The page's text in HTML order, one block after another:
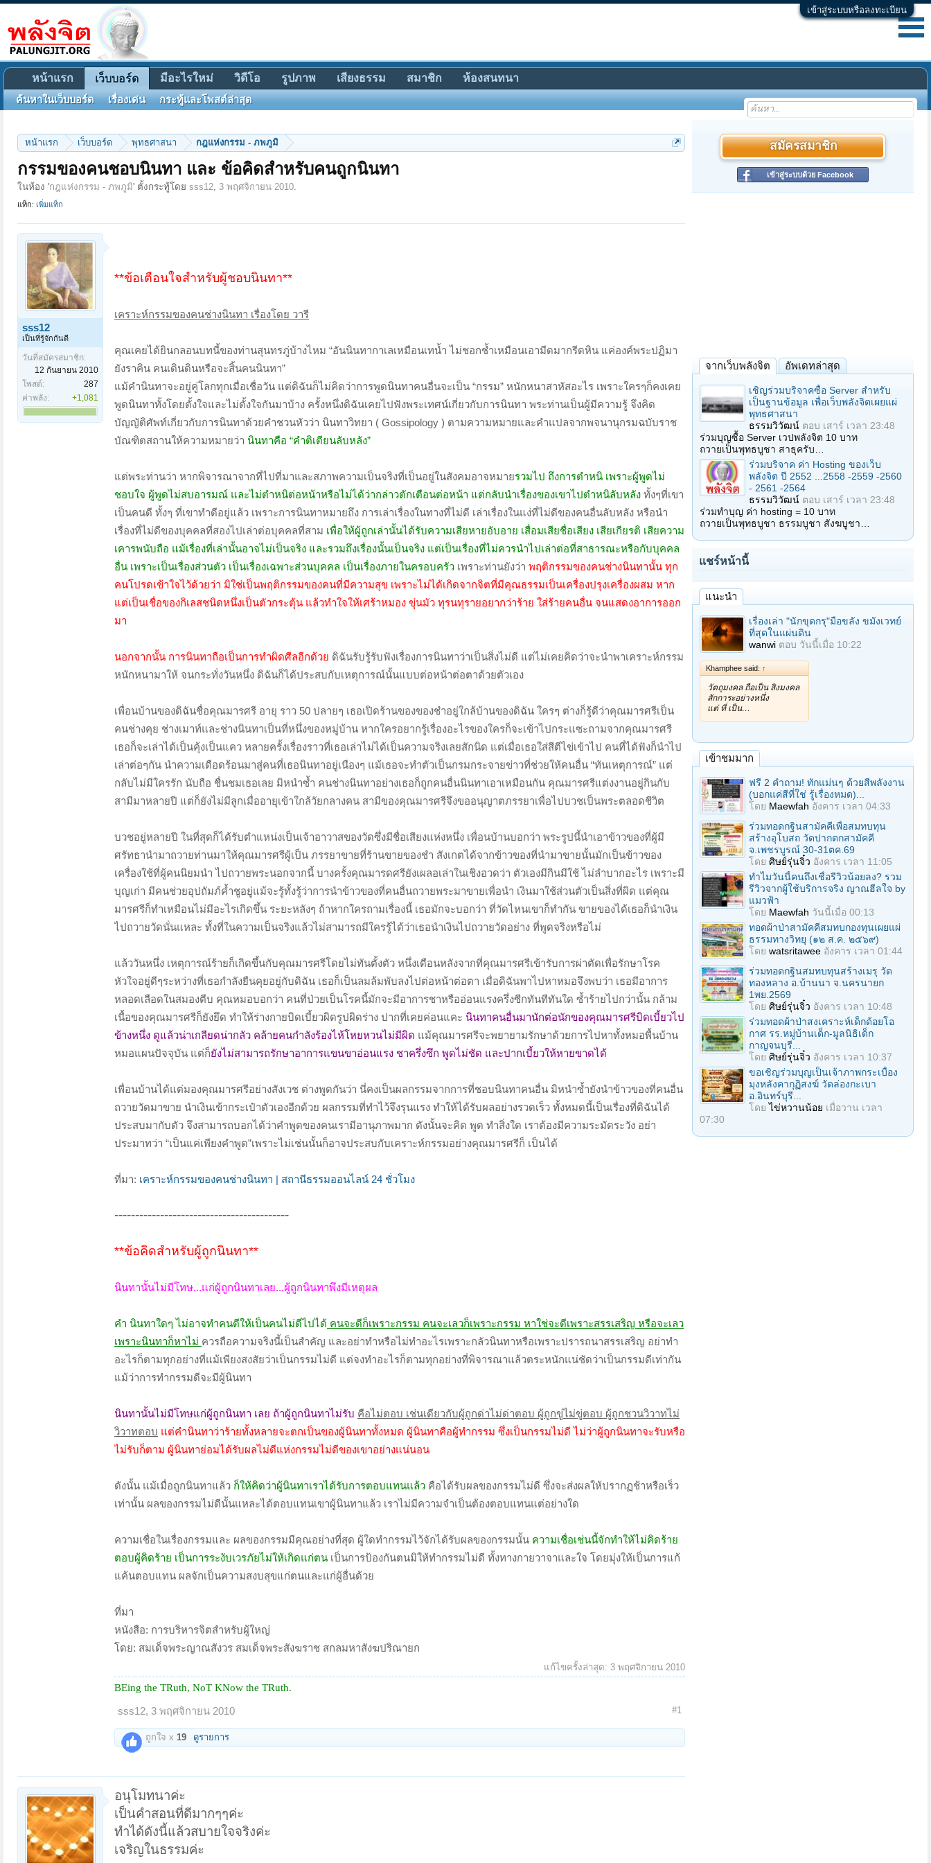
เข้าสู่ระบบหรือลงทะเบียน
หน้าแรก เว็บบอร์ด พุทธศาสนา กฎแห่งกรรม - ภพภูมิ
กรรมของคนชอบนินทา และ ข้อคิดสำหรับคนถูกนินทา
ในห้อง 'กฎแห่งกรรม - ภพภูมิ' ตั้งกระทู้โดย sss12, 3 พฤศจิกายน 2010.
แท็ก: เพิ่มแท็ก
sss12
เป็นที่รู้จักกันดี
วันที่สมัครสมาชิก:
12 กันยายน 2010
โพสต์:
287
ค่าพลัง:
+1,081
**ข้อเตือนใจสำหรับผู้ชอบนินทา**
เคราะห์กรรมของคนช่างนินทา เรื่องโดย วารี
คุณเคยได้ยินกลอนบทนี้ของท่านสุนทรภู่บ้างไหม “อันนินทากาเลเหมือนเทน้ำ ไม่ชอกช้ำเหมือนเอามีดมากรีดหิน แค่องค์พระปฏิมา
ยังราคิน คนเดินดินหรือจะสิ้นคนนินทา”
แม้คำนินทาจะอยู่คู่โลกทุกเมื่อเชื่อวัน แต่ดิฉันก็ไม่คิดว่าการพูดนินทาคนอื่นจะเป็น “กรรม” หนักหนาสาหัสอะไร เพราะใครๆก็คงเคย
พูดนินทาทั้งโดยตั้งใจและไม่ตั้งใจกันมาบ้าง ครั้งหนึ่งดิฉันเคยไปฟังพระเทศน์เกี่ยวกับการนินทา พระท่านเป็นผู้มีความรู้ จึงคิด
บัญญัติศัพท์เกี่ยวกับการนินทาด้วยคำชวนหัวว่า นินทาวิทยา ( Gossipology ) ตามความหมายและคำแปลจากพจนานุกรมฉบับราช
บัณฑิตสถานให้ความหมายว่า นินทาคือ “คำติเตียนลับหลัง”
แต่พระท่านว่า หากพิจารณาจากที่ไปที่มาและสภาพความเป็นจริงที่เป็นอยู่ในสังคมอาจหมายรวมไป ถึงการตำหนิ เพราะผู้พูดไม่
ชอบใจ ผู้พูดไม่สบอารมณ์ และไม่ตำหนิต่อหน้าหรือไม่ได้ว่ากล่าวตักเตือนต่อหน้า แต่กลับนำเรื่องของเขาไปตำหนิลับหลัง ทั้งๆที่เขา
เป็นคนดี ทั้งๆ ที่เขาทำดีอยู่แล้ว เพราะการนินทาหมายถึง การเล่าเรื่องในทางที่ไม่ดี เล่าเรื่องในแง่ที่ไม่ดีของคนอื่นลับหลัง หรือนำ
เรื่องที่ไม่ดีของบุคคลที่สองไปเล่าต่อบุคคลที่สาม เพื่อให้ผู้ถูกเล่านั้นได้รับความเสียหายอับอาย เสื่อมเสียชื่อเสียง เสียเกียรติ เสียความ
เคารพนับถือ แม้เรื่องที่เล่านั้นอาจไม่เป็นจริง และรวมถึงเรื่องนั้นเป็นจริง แต่เป็นเรื่องที่ไม่ควรนำไปเล่าต่อที่สาธารณะหรือกับบุคคล
อื่น เพราะเป็นเรื่องส่วนตัว เป็นเรื่องเฉพาะส่วนบุคคล เป็นเรื่องภายในครอบครัว เพราะท่านยังว่า พฤติกรรมของคนช่างนินทานั้น ทุก
คนโปรดเข้าใจไว้ด้วยว่า มิใช่เป็นพฤติกรรมของคนที่มีความสุข เพราะไม่ได้เกิดจากจิตที่มีคุณธรรมเป็นเครื่องปรุงเครื่องผสม หาก
แต่เป็นเชื่อของกิเลสชนิดหนึ่งเป็นตัวกระตุ้น แล้วทำใจให้เศร้าหมอง ขุ่นมัว ทุรนทุรายอยากว่าร้าย ใส่ร้ายคนอื่น จนแสดงอาการออก
มา
นอกจากนั้น การนินทาถือเป็นการทำผิดศีลอีกด้วย ดิฉันรับรู้รับฟังเรื่องการนินทาว่าเป็นสิ่งไม่ดี แต่ไม่เคยคิดว่าจะนำพาเคราะห์กรรม
หนักหนามาให้ จนกระทั่งวันหนึ่ง ดิฉันก็ได้ประสบกับเหตุการณ์นั้นแบบต่อหน้าต่อตาด้วยตัวเอง
เพื่อนบ้านของดิฉันชื่อคุณมารศรี อายุ ราว 50 ปลายๆ เธอเปิดร้านของของชำอยู่ใกล้บ้านของดิฉัน ใครๆ ต่างก็รู้ดีว่าคุณมารศรีเป็น
คนช่างคุย ช่างเมาท์และช่างนินทาเป็นที่หนึ่งของหมู่บ้าน หากใครอยากรู้เรื่องอะไรของใครก็จะเข้าไปกระแซะถามจากคุณมารศรี
เธอก็จะเล่าได้เป็นคุ้งเป็นแคว หลายครั้งเรื่องราวที่เธอเล่าไม่ได้เป็นความจริงเลยสักนิด แต่เมื่อเธอใส่สีตีไข่เข้าไป คนที่ได้ฟังก็นำไป
เล่าต่อๆกัน นำความเดือดร้อนมาสู่คนที่เธอนินทาอยู่เนืองๆ แม้เธอจะทำตัวเป็นกรมกระจายข่าวที่ช่วยให้คนอื่น “ทันเหตุการณ์” แต่
กลับไม่มีใครรัก นับถือ ชื่นชมเธอเลย มิหนำซ้ำ คนช่างนินทาอย่างเธอก็ถูกคนอื่นนินทาเอาเหมือนกัน คุณมารศรีแต่งงานอยู่กินกับ
สามีมาหลายปี แต่ก็ยังไม่มีลูกเมื่ออายุเข้าใกล้วัยกลางคน สามีของคุณมารศรีจึงขออนุญาตภรรยาเพื่อไปบวชเป็นพระตลอดชีวิต
บวชอยู่หลายปี ในที่สุดก็ได้รับตำแหน่งเป็นเจ้าอาวาสของวัดซึ่งมีชื่อเสียงแห่งหนึ่ง เพื่อนบ้านบอกว่า พระรูปนี้นำเอาข้าวของที่ผู้มี
ศรัทธานำมาถวายท่านมาให้คุณมารศรีผู้เป็น ภรรยาขายที่ร้านขายของชำ สังเกตได้จากข้าวของที่นำมาขายนั้นมักเป็นข้าวของ
เครื่องใช้ที่ผู้คนนิยมนำ ไปถวายพระนอกจากนี้ บางครั้งคุณมารดศรียังเผลอเล่าในเชิงอวดว่า ตัวเองมีกินมีใช้ ไม่ลำบากอะไร เพราะมี
บุญเก่า มีคนช่วยอุปถัมภ์ค้ำชูอยู่แม้จะรู้ทั้งรู้ว่าการนำข้าวของที่คนอื่นถวายพระมาขายเพื่อนำ เงินมาใช้ส่วนตัวเป็นสิ่งที่ผิด แต่คุณ
มารศรีก็ทำเหมือนไม่มีอะไรเกิดขึ้น ระยะหลังๆ ถ้าหากใครถามเรื่องนี้ เธอมักจะบอกว่า ที่วัดไหนเขาก็ทำกัน ขายของได้เธอก็นำเงิน
ไปถวายวัดนั่นแหละ ทั้งที่ในความเป็นจริงแล้วไม่สามารถมีใครรู้ได้ว่าเธอนำเงินไปถวายวัดอย่าง ที่พูดจริงหรือไม่
แล้ววันหนึ่ง เหตุการณ์ร้ายก็เกิดขึ้นกับคุณมารศรีโดยไม่ทันตั้งตัว หนึ่งเดือนหลังจากที่คุณมารศรีเข้ารับการผ่าตัดเพื่อรักษาโรค
หัวใจอยู่ดีๆระหว่างที่เธอกำลังยืนคุยอยู่กับดิฉัน เธอก็เป็นลมล้มพับลงไปต่อหน้าต่อตา เมื่อดิฉันพาไปหาหมอจึงพบว่า เธอมีอาการ
หลอดเลือดในสมองตีบ คุณหมอบอกว่า คนที่ป่วยเป็นโรคนี้มักจะมีอาการชาหรืออ่อนแรงครึ่งซีกทันทีทันใด ซ้ำร้ายไปกว่านั้น กล้าม
เนื้อของคุณมารศรีก็ยังยึด ทำให้ร่างกายบิดเบี้ยวผิดรูปผิดร่าง ปากที่เคยค่อนแคะ นินทาคนอื่นมานักต่อนักของคุณมารศรีบิดเบี้ยวไป
ข้างหนึ่ง ดูแล้วน่าเกลียดน่ากลัว คล้ายคนกำลังร้องไห้โหยหวนไม่มีผิด แม้คุณมารศรีจะพยายามรักษาด้วยการไปหาทั้งหมอพื้นบ้าน
หมอแผนปัจจุบัน แต่ก็ยังไม่สามารถรักษาอาการแขนขาอ่อนแรง ชาครึ่งซึก พูดไม่ชัด และปากเบี้ยวให้หายขาดได้
เพื่อนบ้านได้แต่มองคุณมารศรีอย่างสังเวช ต่างพูดกันว่า นี่คงเป็นผลกรรมจากการที่ชอบนินทาคนอื่น มิหนำซ้ำยังนำข้าวของที่คนอื่น
ถวายวัดมาขาย นำเงินเข้ากระเป๋าตัวเองอีกด้วย ผลกรรมที่ทำไว้จึงรุนแรง ทำให้ได้รับผลอย่างรวดเร็ว ทั้งหมดนี้เป็นเรื่องที่ดิฉันได้
ประสบมากับตัว จึงสามารถบอกได้ว่าคำพูดของคนเรามีอานุภาพมาก ดังนั้นจะคิด พูด ทำสิ่งใด เราต้องมีความระมัดระวัง อย่า
ประมาทว่า “เป็นแค่เพียงคำพูด”เพราะไม่เช่นนั้นก็อาจประสบกับเคราะห์กรรมอย่างคุณมารศรีก็ เป็นได้
ที่มา: เคราะห์กรรมของคนช่างนินทา | สถานีธรรมออนไลน์ 24 ชั่วโมง
------------------------------------------
**ข้อคิดสำหรับผู้ถูกนินทา**
นินทานั้นไม่มีโทษ...แก่ผู้ถูกนินทาเลย...ผู้ถูกนินทาพึงมีเหตุผล
คำ นินทาใดๆ ไม่อาจทำคนดีให้เป็นคนไม่ดีไปได้ คนจะดีก็เพราะกรรม คนจะเลวก็เพราะกรรม หาใช่จะดีเพราะสรรเสริญ หรือจะเลว
เพราะนินทาก็หาไม่ ควรถือความจริงนี้เป็นสำคัญ และอย่าทำหรือไม่ทำอะไรเพราะกลัวนินทาหรือเพราะปรารถนาสรรเสริญ อย่าทำ
อะไรก็ตามทุกอย่างที่แม้เพียงสงสัยว่าเป็นกรรมไม่ดี แต่จงทำอะไรก็ตามทุกอย่างที่พิจารณาแล้วตระหนักแน่ชัดว่าเป็นกรรมดีเท่ากัน
แม้ว่าการทำกรรมดีจะมีผู้นินทา
นินทานั้นไม่มีโทษแก่ผู้ถูกนินทา เลย ถ้าผู้ถูกนินทาไม่รับ คือไม่ตอบ เช่นเดียวกับผู้ถูกด่าไม่ด่าตอบ ผู้ถูกขู่ไม่ขู่ตอบ ผู้ถูกชวนวิวาทไม่
วิวาทตอบ แต่คำนินทาว่าร้ายทั้งหลายจะตกเป็นของผู้นินทาทั้งหมด ผู้นินทาคือผู้ทำกรรม ซึ่งเป็นกรรมไม่ดี ไม่ว่าผู้ถูกนินทาจะรับหรือ
ไม่รับก็ตาม ผู้นินทาย่อมได้รับผลไม่ดีแห่งกรรมไม่ดีของเขาอย่างแน่นอน
ดังนั้น แม้เมื่อถูกนินทาแล้ว ก็ให้คิดว่าผู้นินทาเราได้รับการตอบแทนแล้ว คือได้รับผลของกรรมไม่ดี ซึ่งจะส่งผลให้ปรากฏช้าหรือเร็ว
เท่านั้น ผลของกรรมไม่ดีนั้นแหละได้ตอบแทนเขาผู้นินทาแล้ว เราไม่มีความจำเป็นต้องตอบแทนแต่อย่างใด
ความเชื่อในเรื่องกรรมและ ผลของกรรมมีคุณอย่างที่สุด ผู้ใดทำกรรมไว้จักได้รับผลของกรรมนั้น ความเชื่อเช่นนี้จักทำให้ไม่คิดร้าย
ตอบผู้คิดร้าย เป็นการระงับเวรภัยไม่ให้เกิดแก่ตน เป็นการป้องกันตนมิให้ทำกรรมไม่ดี ทั้งทางกายวาจาและใจ โดยมุ่งให้เป็นการแก้
แค้นตอบแทน ผลจักเป็นความสงบสุขแก่ตนและแก่ผู้อื่นด้วย
ที่มา
หนังสือ: การบริหารจิตสำหรับผู้ใหญ่
โดย: สมเด็จพระญาณสังวร สมเด็จพระสังฆราช สกลมหาสังฆปริณายก
แก้ไขครั้งล่าสุด: 3 พฤศจิกายน 2010
BEing the TRuth, NoT KNow the TRuth.
sss12, 3 พฤศจิกายน 2010 #1
ถูกใจ x 19 ดูรายการ
อนุโมทนาค่ะ
เป็นคำสอนที่ดีมากๆๆค่ะ
ทำได้ดังนี้แล้วสบายใจจริงค่ะ
เจริญในธรรมค่ะ
สมัครสมาชิก
เข้าสู่ระบบด้วย Facebook
จากเว็บพลังจิต อัพเดทล่าสุด
เชิญร่วมบริจาคซื้อ Server สำหรับ
เป็นฐานข้อมูล เพื่อเว็บพลังจิตเผยแผ่
พุทธศาสนา
ธรรมวิวัฒน์ ตอบ เสาร์ เวลา 23:48
ร่วมบุญซื้อ Server เวปพลังจิต 10 บาท
ถวายเป็นพุทธบูชา สาธุครับ…
ร่วมบริจาค ค่า Hosting ของเว็บ
พลังจิต ปี 2552 ...2558 -2559 -2560
- 2561 -2564
ธรรมวิวัฒน์ ตอบ เสาร์ เวลา 23:48
ร่วมทำบุญ ค่า hosting = 10 บาท
ถวายเป็นพุทธบูชา ธรรมบูชา สังฆบูชา…
แชร์หน้านี้
แนะนำ
เรื่องเล่า "นักขุดกรุ"มือขลัง ขมังเวทย์
ที่สุดในแผ่นดิน
wanwi ตอบ วันนี้เมื่อ 10:22
Khamphee said: ↑
วัตถุมงคล ถือเป็น สิ่งมงคล
สักการะอย่างหนึ่ง
แต่ ที่ เป็น…
เข้าชมมาก
ฟรี 2 คำถาม! ทักแม่นๆ ด้วยสีพลังงาน
(บอกแค่สีที่ใช่ รู้เรื่องหมด)...
โดย Maewfah อังคาร เวลา 04:33
ร่วมทอดกฐินสามัคคีเพื่อสมทบทุน
สร้างอุโบสถ วัดปากตกสามัคคี
จ.เพชรบูรณ์ 30-31ตค.69
โดย ศิษย์รุ่นจิ๋ว อังคาร เวลา 11:05
ทำไมวันนี้คนถึงเชื่อรีวิวน้อยลง? รวม
รีวิวจากผู้ใช้บริการจริง ญาณฮีลใจ by
แมวฟ้า
โดย Maewfah วันนี้เมื่อ 00:13
ทอดผ้าป่าสามัคคีสมทบกองทุนเผยแผ่
ธรรมทางวิทยุ (๑๒ ส.ค. ๒๕๖๙)
โดย watsritawee อังคาร เวลา 01:44
ร่วมทอดกฐินสมทบทุนสร้างเมรุ วัด
ทองหลาง อ.บ้านนา จ.นครนายก
1พย.2569
โดย ศิษย์รุ่นจิ๋ว อังคาร เวลา 10:48
ร่วมทอดผ้าป่าสงเคราะห์เด็กด้อยโอ
กาศ รร.หมู่บ้านเด็ก-มูลนิธิเด็ก
กาญจนบุรี...
โดย ศิษย์รุ่นจิ๋ว อังคาร เวลา 10:37
ขอเชิญร่วมบุญเป็นเจ้าภาพกระเบื้อง
มุงหลังคากุฏิสงฆ์ วัดล่องกะเบา
อ.อินทร์บุรี...
โดยไข่หวานน้อย เมื่อวาน เวลา
07:30
หน้าแรก เว็บบอร์ด
ค้นหาในเว็บบอร์ด เรื่องเด่น กระทู้และโพสต์ล่าสุด
มีอะไรใหม่ วิดีโอ รูปภาพ เสียงธรรม สมาชิก ห้องสนทนา